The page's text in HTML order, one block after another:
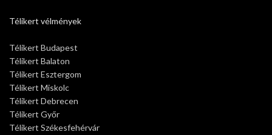
Télikert vélmények
Télikert Budapest
Télikert Balaton
Télikert Esztergom
Télikert Miskolc
Télikert Debrecen
Télikert Győr
Télikert Székesfehérvár